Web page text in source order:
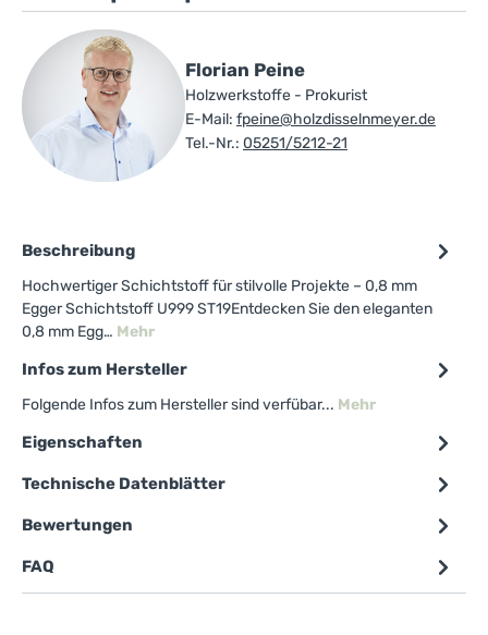
Florian Peine
Holzwerkstoffe - Prokurist
E-Mail: fpeine@holzdisselnmeyer.de
Tel.-Nr.: 05251/5212-21
Beschreibung
Hochwertiger Schichtstoff für stilvolle Projekte – 0,8 mm
Egger Schichtstoff U999 ST19Entdecken Sie den eleganten
0,8 mm Egg… Mehr
Infos zum Hersteller
Folgende Infos zum Hersteller sind verfübar... Mehr
Eigenschaften
Technische Datenblätter
Bewertungen
FAQ